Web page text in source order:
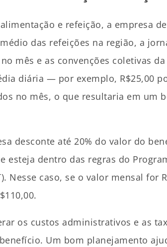
e refeição, a empresa
das refeições na região, a
mês e as convenções coletivas
diária — por exemplo, R$25,00
no mês, o que resultaria em um
desconte até 20% do valor do
esteja dentro das regras do
Nesse caso, se o valor mensal for
os custos administrativos e as
Um bom planejamento